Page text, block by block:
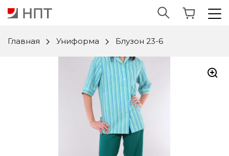
Главная Униформа Блузон 23-6